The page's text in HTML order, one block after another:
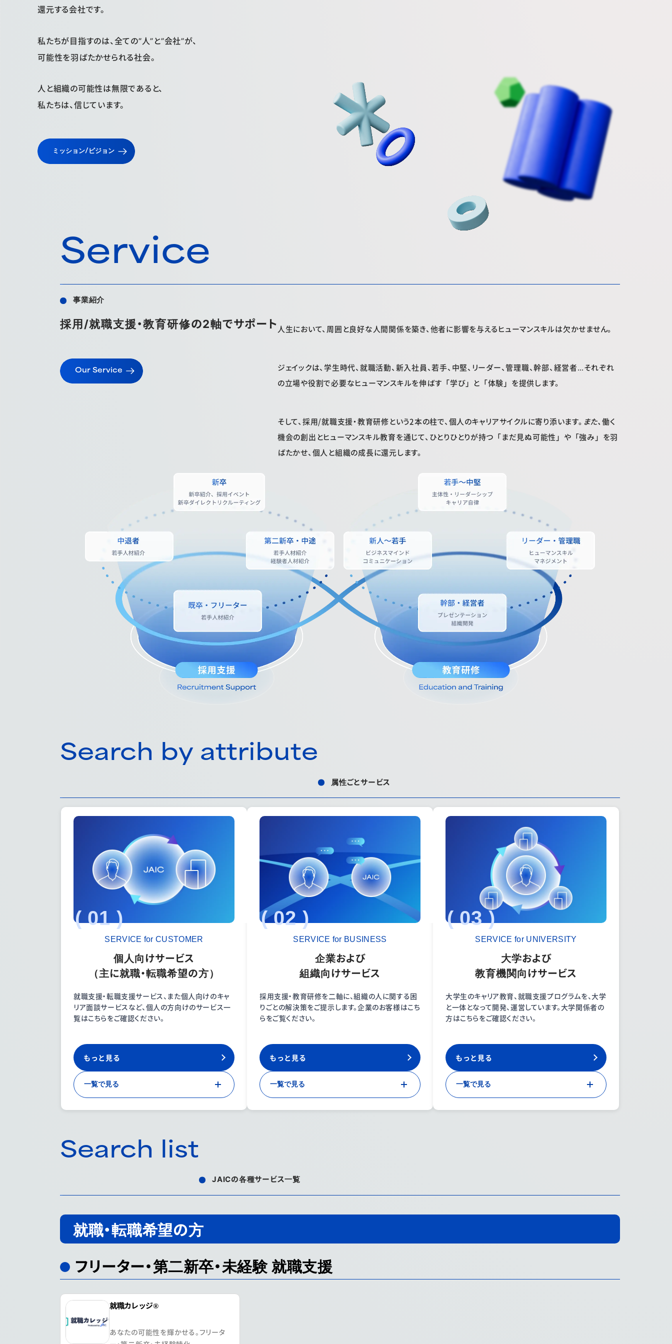
還元する会社です。
私たちが目指すのは、全ての”人”と”会社”が、
可能性を羽ばたかせられる社会。
人と組織の可能性は無限であると、
私たちは、信じています。
ミッション/ビジョン
Service
事業紹介
採用/就職支援・教育研修の2軸でサポート
Our Service
人生において、周囲と良好な人間関係を築き、他者に影響を与えるヒューマンスキルは欠かせません。
ジェイックは、学生時代、就職活動、新入社員、若手、中堅、リーダー、管理職、幹部、経営者…それぞれ
の立場や役割で必要なヒューマンスキルを伸ばす「学び」と「体験」を提供します。
そして、採用/就職支援・教育研修という2本の柱で、個人のキャリアサイクルに寄り添います。 また、働く
機会の創出とヒューマンスキル教育を通じて、ひとりひとりが持つ「まだ見ぬ可能性」や「強み」を羽
ばたかせ、個人と組織の成長に還元します。
Search by attribute
属性ごとサービス
( 01 )
SERVICE for CUSTOMER
個人向けサービス
（主に就職・転職希望の方）
就職支援・転職支援サービス、また個人向けのキャ
リア面談サービスなど、個人の方向けのサービス一
覧はこちらをご確認ください。
もっと見る
一覧で見る
( 02 )
SERVICE for BUSINESS
企業および
組織向けサービス
採用支援・教育研修を二軸に、組織の人に関する困
りごとの解決策をご提示します。企業のお客様はこち
らをご覧ください。
もっと見る
一覧で見る
( 03 )
SERVICE for UNIVERSITY
大学および
教育機関向けサービス
大学生のキャリア教育、就職支援プログラムを、大学
と一体となって開発、運営しています。大学関係者の
方はこちらをご確認ください。
もっと見る
一覧で見る
Search list
JAICの各種サービス一覧
就職・転職希望の方
フリーター・第二新卒・未経験 就職支援
就職カレッジ®
あなたの可能性を輝かせる。フリータ